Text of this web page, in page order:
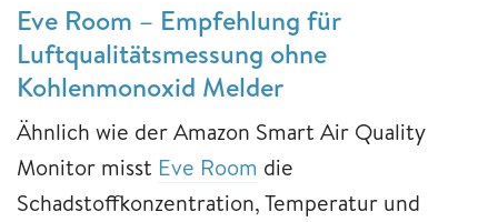
Eve Room – Empfehlung für
Luftqualitätsmessung ohne
Kohlenmonoxid Melder
Ähnlich wie der Amazon Smart Air Quality
Monitor misst Eve Room die
Schadstoffkonzentration, Temperatur und